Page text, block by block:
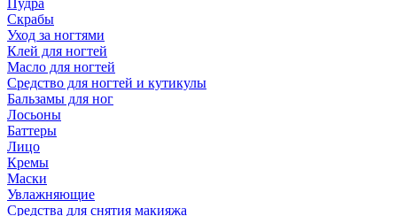
Пудра
Скрабы
Уход за ногтями
Клей для ногтей
Масло для ногтей
Средство для ногтей и кутикулы
Бальзамы для ног
Лосьоны
Баттеры
Лицо
Кремы
Маски
Увлажняющие
Средства для снятия макияжа